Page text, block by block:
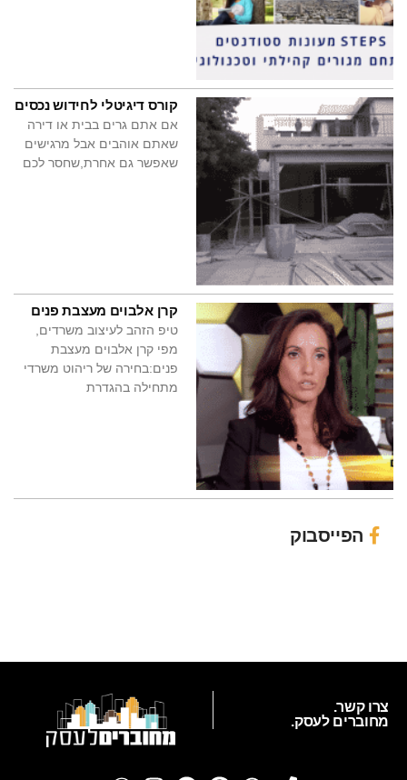
קורס דיגיטלי לחידוש נכסים
אם אתם גרים בבית או דירה
שאתם אוהבים אבל מרגישים
שאפשר גם אחרת,שחסר לכם
קרן אלבוים מעצבת פנים
טיפ הזהב לעיצוב משרדים,
מפי קרן אלבוים מעצבת
פנים:בחירה של ריהוט משרדי
מתחילה בהגדרת
הפייסבוק
צרו קשר.
מחוברים לעסק.